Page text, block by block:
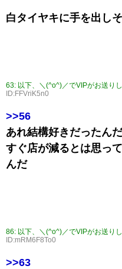
白タイヤキに手を出し
63: 以下、＼(^o^)／でVIPがお送り
ID:FFVriK5n0
>>56
あれ結構好きだったん
すぐ店が減るとは思っ
んだ
86: 以下、＼(^o^)／でVIPがお送り
ID:mRM6F8To0
>>63